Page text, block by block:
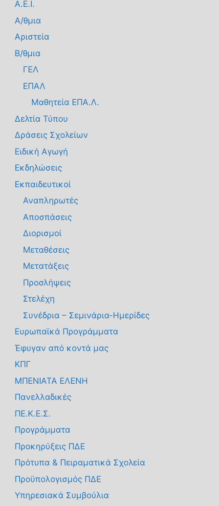
Α.Ε.Ι.
Α/θμια
Αριστεία
Β/θμια
ΓΕΛ
ΕΠΑΛ
Μαθητεία ΕΠΑ.Λ.
Δελτία Τύπου
Δράσεις Σχολείων
Ειδική Αγωγή
Εκδηλώσεις
Εκπαιδευτικοί
Αναπληρωτές
Αποσπάσεις
Διορισμοί
Μεταθέσεις
Μετατάξεις
Προσλήψεις
Στελέχη
Συνέδρια – Σεμινάρια-Ημερίδες
Ευρωπαϊκά Προγράμματα
Έφυγαν από κοντά μας
ΚΠΓ
ΜΠΕΝΙΑΤΑ ΕΛΕΝΗ
Πανελλαδικές
ΠΕ.Κ.Ε.Σ.
Προγράμματα
Προκηρύξεις ΠΔΕ
Πρότυπα & Πειραματικά Σχολεία
Προϋπολογισμός ΠΔΕ
Υπηρεσιακά Συμβούλια